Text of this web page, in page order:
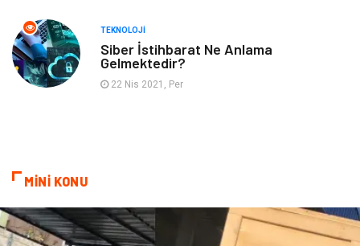
Ev İşleri
Sigorta
TEKNOLOJI
Siber İstihbarat Ne Anlama
Gelmektedir?
22 Nis 2021, Per
MİNİ KONU